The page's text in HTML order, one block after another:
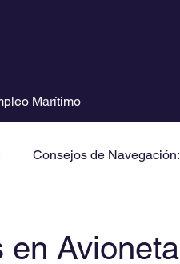
Marítimo
Consejos de Navegación:
Avioneta |